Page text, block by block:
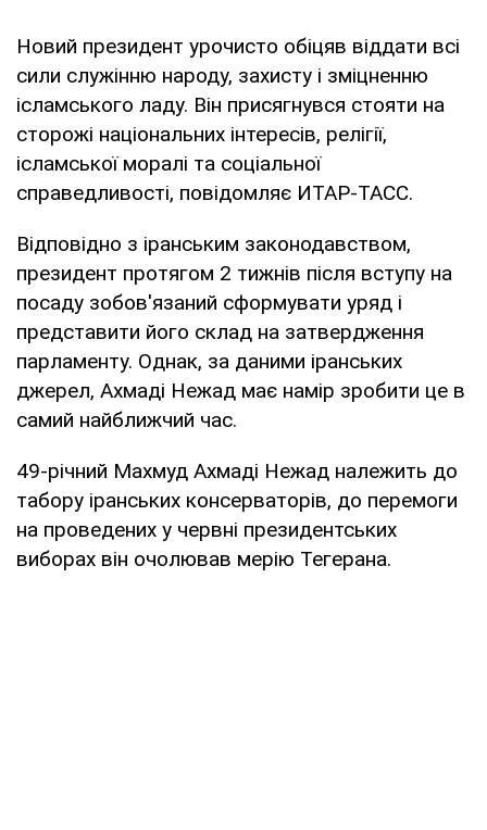
Новий президент урочисто обіцяв віддати всі
сили служінню народу, захисту і зміцненню
ісламського ладу. Він присягнувся стояти на
сторожі національних інтересів, релігії,
ісламської моралі та соціальної
справедливості, повідомляє ИТАР-ТАСС.
Відповідно з іранським законодавством,
президент протягом 2 тижнів після вступу на
посаду зобов'язаний сформувати уряд і
представити його склад на затвердження
парламенту. Однак, за даними іранських
джерел, Ахмаді Нежад має намір зробити це в
самий найближчий час.
49-річний Махмуд Ахмаді Нежад належить до
табору іранських консерваторів, до перемоги
на проведених у червні президентських
виборах він очолював мерію Тегерана.